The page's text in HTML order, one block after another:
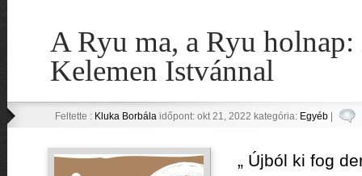
A Ryu ma, a Ryu
Kelemen Istvánnal
Feltette : Kluka Borbálaidőpont: okt 21, 2022 kategória: Egyéb|
„ Újból ki fog